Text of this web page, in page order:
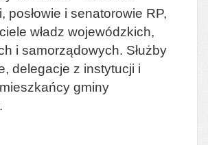
posłowie i senatorowie RP,
władz wojewódzkich,
i samorządowych. Służby
delegacje z instytucji i
gminy